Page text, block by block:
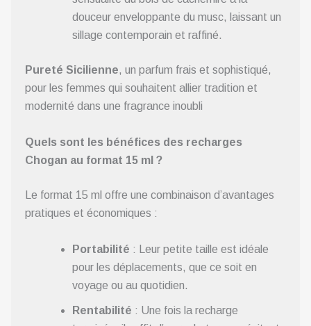
douceur enveloppante du musc, laissant un
sillage contemporain et raffiné.
Pureté Sicilienne, un parfum frais et sophistiqué,
pour les femmes qui souhaitent allier tradition et
modernité dans une fragrance inoubli
Quels sont les bénéfices des recharges
Chogan au format 15 ml ?
Le format 15 ml offre une combinaison d’avantages
pratiques et économiques :
Portabilité : Leur petite taille est idéale
pour les déplacements, que ce soit en
voyage ou au quotidien.
Rentabilité : Une fois la recharge